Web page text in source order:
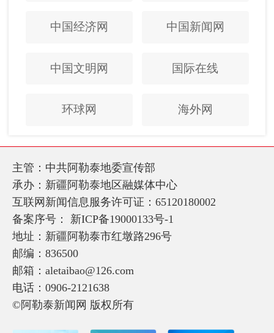
中国经济网 中国新闻网
中国文明网 国际在线
环球网 海外网
主管：中共阿勒泰地委宣传部
承办：新疆阿勒泰地区融媒体中心
互联网新闻信息服务许可证：65120180002
备案序号： 新ICP备19000133号-1
地址：新疆阿勒泰市红墩路296号
邮编：836500
邮箱：aletaibao@126.com
电话：0906-2121638
©阿勒泰新闻网 版权所有